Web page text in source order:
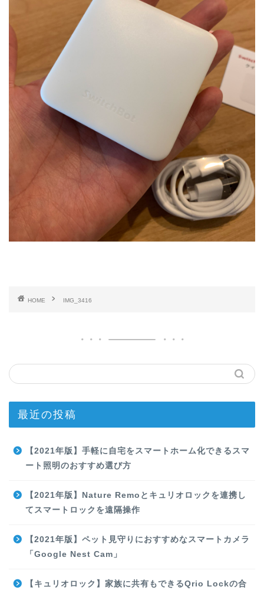
HOME IMG_3416
最近の投稿
【2021年版】手軽に自宅をスマートホーム化できるスマ
ート照明のおすすめ選び方
【2021年版】Nature Remoとキュリオロックを連携し
てスマートロックを遠隔操作
【2021年版】ペット見守りにおすすめなスマートカメラ
「Google Nest Cam」
【キュリオロック】家族に共有もできるQrio Lockの合